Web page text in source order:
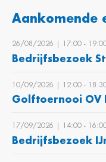
Aankomende
26/08/2026 | 17:00 ‐ 19:00
Bedrijfsbezoek
10/09/2026 | 12:00 ‐ 18:30
Golftoernooi OV
17/09/2026 | 14:00 ‐ 16:00
Bedrijfsbezoek